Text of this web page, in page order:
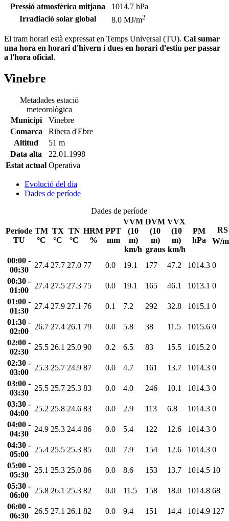
Pressió atmosfèrica mitjana
1014.7 hPa
Irradiació solar global
8.0 MJ/m2
El tram horari està expressat en Temps Universal (TU). Cal sumar
una hora en horari d'hivern i dues en horari d'estiu per passar
a l'hora oficial.
Vinebre
Metadades estació
meteorològica
Municipi
Vinebre
Comarca
Ribera d'Ebre
Altitud
51 m
Data alta
22.01.1998
Estat actual Operativa
Evolució del dia
Dades de període
Dades de període
Període
TU
TM
°C
TX
°C
TN
°C
HRM
%
PPT
mm
VVM
(10
m)
km/h
DVM
(10
m)
graus
VVX
(10
m)
km/h
PM
hPa
RS
W/m
00:00 -
00:30
27.4 27.7 27.0 77 0.0 19.1 177 47.2 1014.3 0
00:30 -
01:00
27.4 27.5 27.3 75 0.0 19.1 165 46.1 1013.1 0
01:00 -
01:30
27.4 27.9 27.1 76 0.1 7.2 292 32.8 1015.1 0
01:30 -
02:00
26.7 27.4 26.1 79 0.0 5.8 38 11.5 1015.6 0
02:00 -
02:30
25.5 26.1 25.0 90 0.2 6.5 83 15.5 1015.2 0
02:30 -
03:00
25.3 25.7 24.9 87 0.0 4.7 161 13.7 1014.3 0
03:00 -
03:30
25.5 25.7 25.3 83 0.0 4.0 246 10.1 1014.3 0
03:30 -
04:00
25.2 25.8 24.6 83 0.0 2.9 113 6.8 1014.3 0
04:00 -
04:30
24.9 25.3 24.4 86 0.0 5.4 122 12.6 1014.3 0
04:30 -
05:00
25.4 25.5 25.3 85 0.0 7.9 154 12.6 1014.3 0
05:00 -
05:30
25.1 25.3 25.0 86 0.0 8.6 153 13.7 1014.5 10
05:30 -
06:00
25.8 26.1 25.3 82 0.0 11.5 158 18.0 1014.8 68
06:00 -
06:30
26.5 27.1 26.1 82 0.0 9.4 151 14.4 1014.9 127